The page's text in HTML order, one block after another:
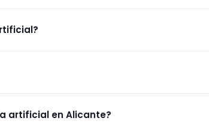
FAQs, catálogo de productos, historial de
(chatbot, automatización de informes) tienen un coste muy
se centre en lo que realmente importa: decisiones
artificial en Alicante?